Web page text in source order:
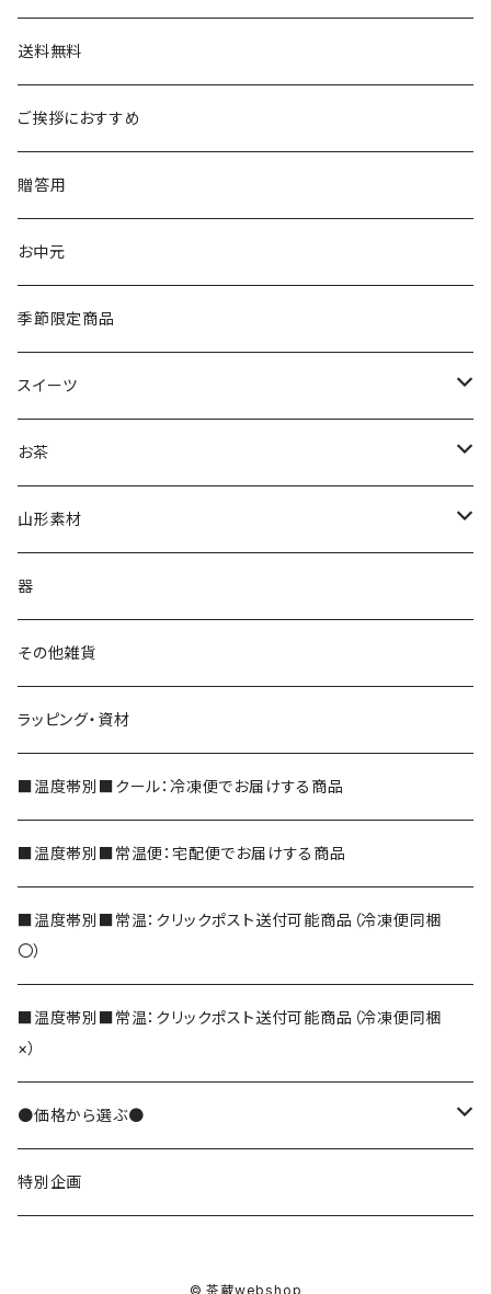
送料無料
ご挨拶におすすめ
贈答用
お中元
季節限定商品
スイーツ
ジェラート
抹茶ジェラート
やまがたジェラート
茶蔵焼（生クリームどら焼き）
ケーキ
フルーツケーキ
和フィナンシェ
シェイク
お茶
茶蔵ブランド
煎茶
かぶせ茶
深蒸し茶
玉露
玄米茶
ほうじ茶
和紅茶
そば茶
でわかおりそば茶
その他のお茶
便利なティーバッグ
山形素材
山形だしの素
紅花
器
その他雑貨
ラッピング・資材
■温度帯別■クール：冷凍便でお届けする商品
■温度帯別■常温便：宅配便でお届けする商品
■温度帯別■常温：クリックポスト送付可能商品（冷凍便同梱
〇）
■温度帯別■常温：クリックポスト送付可能商品（冷凍便同梱
×）
●価格から選ぶ●
10000円
特別企画
© 茶蔵webshop